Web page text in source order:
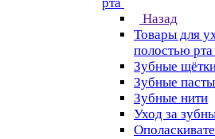
Назад
Товары для
полостью рта
Зубные
Зубные пасты
Зубные нити
Уход за